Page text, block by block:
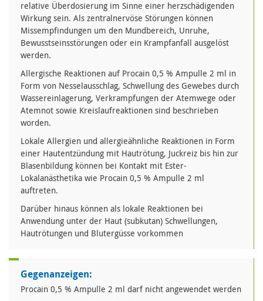
relative Überdosierung im Sinne einer herzschädigenden
Wirkung sein. Als zentralnervöse Störungen können
Missempfindungen um den Mundbereich, Unruhe,
Bewusstseinsstörungen oder ein Krampfanfall ausgelöst
werden.
Allergische Reaktionen auf Procain 0,5 % Ampulle 2 ml in
Form von Nesselausschlag, Schwellung des Gewebes durch
Wassereinlagerung, Verkrampfungen der Atemwege oder
Atemnot sowie Kreislaufreaktionen sind beschrieben
worden.
Lokale Allergien und allergieähnliche Reaktionen in Form
einer Hautentzündung mit Hautrötung, Juckreiz bis hin zur
Blasenbildung können bei Kontakt mit Ester-
Lokalanästhetika wie Procain 0,5 % Ampulle 2 ml
auftreten.
Darüber hinaus können als lokale Reaktionen bei
Anwendung unter der Haut (subkutan) Schwellungen,
Hautrötungen und Blutergüsse vorkommen
Gegenanzeigen:
Procain 0,5 % Ampulle 2 ml darf nicht angewendet werden